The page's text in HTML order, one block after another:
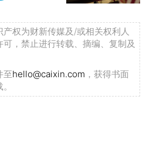
权为财新传媒及/或相关权利人
，禁止进行转载、摘编、复制及
至hello@caixin.com ，获得书面